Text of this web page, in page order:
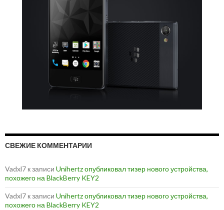
СВЕЖИЕ КОММЕНТАРИИ
Vadxl7 к записи Unihertz опубликовал тизер нового устройства,
похожего на BlackBerry KEY2
Vadxl7 к записи Unihertz опубликовал тизер нового устройства,
похожего на BlackBerry KEY2